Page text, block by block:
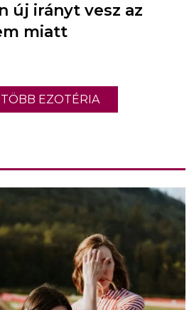
új irányt vesz az
miatt
TÖBB EZOTÉRIA